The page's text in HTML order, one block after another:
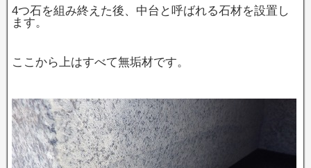
4つ石を組み終えた後、中台と呼ばれる石材を設置し
ます。
ここから上はすべて無垢材です。